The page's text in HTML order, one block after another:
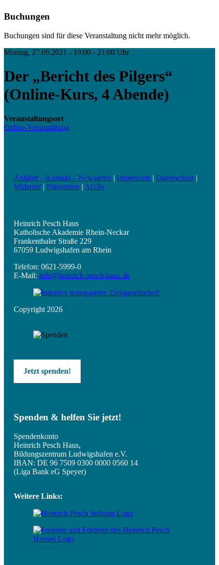
Buchungen
Buchungen sind für diese Veranstaltung nicht mehr möglich.
Montag, 27.09.2021 - 19:00 - 21:00 Uhr
Der „Bericht des Pilgers“
(Online-Kurs, 4 Abende)
Veranstaltungsort
Online-Veranstaltung
Anfahrt – Kontakt – Newsletter | Impressum | Datenschutz |
Widerruf| Prävention | AGBs
Heinrich Pesch Haus
Katholische Akademie Rhein-Neckar
Frankenthaler Straße 229
67059 Ludwigshafen am Rhein
Telefon: 0621-5999-0
E-Mail: info@heinrich-pesch-haus.de
Copyright 2026
Jetzt spenden!
Spenden & helfen Sie jetzt!
Spendenkonto
Heinrich Pesch Haus,
Bildungszentrum Ludwigshafen e.V.
IBAN: DE 96 7509 0300 0000 0560 14
(Liga Bank eG Speyer)
Weitere Links: